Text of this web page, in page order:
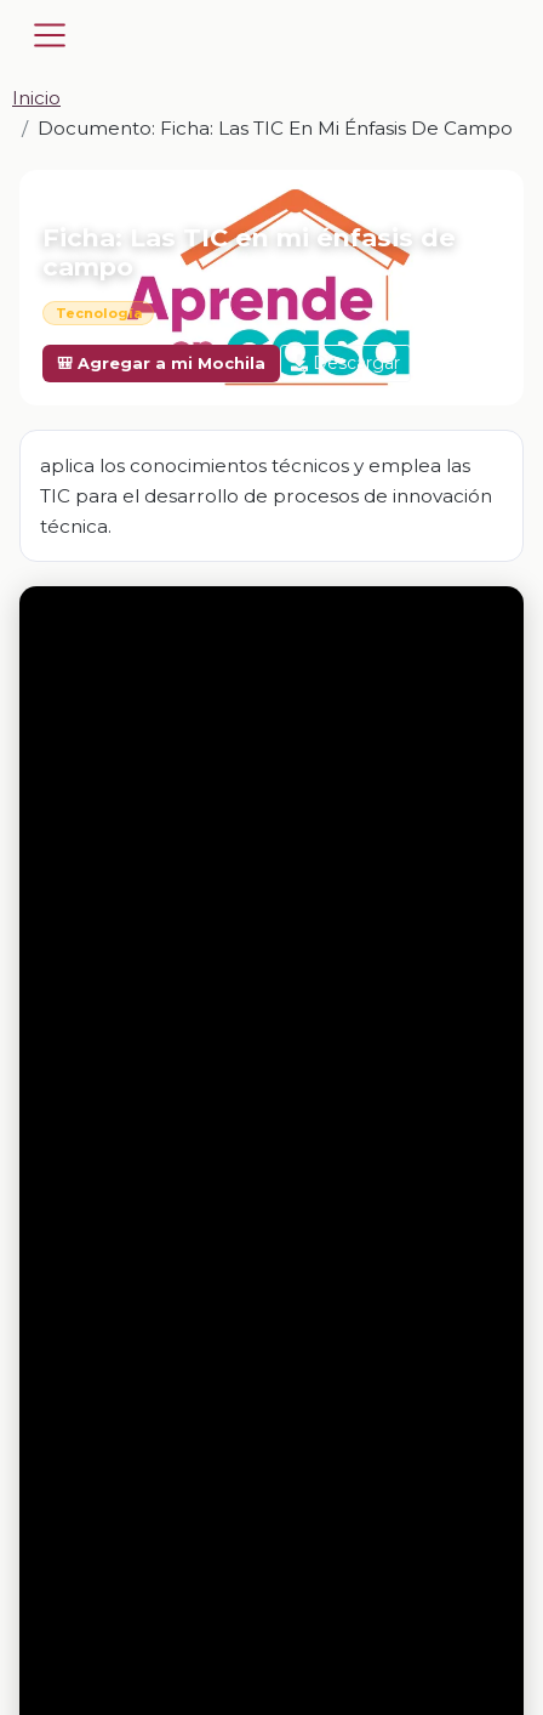
Inicio
Documento: Ficha: Las TIC En Mi Énfasis De Campo
Ficha: Las TIC en mi énfasis de
campo
Tecnología
🎒 Agregar a mi Mochila Descargar
aplica los conocimientos técnicos y emplea las
TIC para el desarrollo de procesos de innovación
técnica.